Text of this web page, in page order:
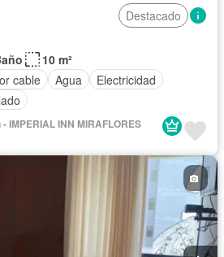
Destacado
10 m²
cable Agua
Electricidad
IMPERIAL INN MIRAFLORES